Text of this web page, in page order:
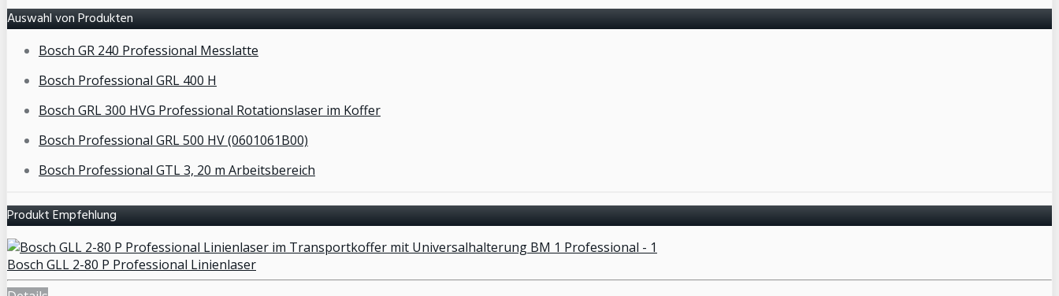
Auswahl von Produkten
Bosch GR 240 Professional Messlatte
Bosch Professional GRL 400 H
Bosch GRL 300 HVG Professional Rotationslaser im Koffer
Bosch Professional GRL 500 HV (0601061B00)
Bosch Professional GTL 3, 20 m Arbeitsbereich
Produkt Empfehlung
Bosch GLL 2-80 P Professional Linienlaser